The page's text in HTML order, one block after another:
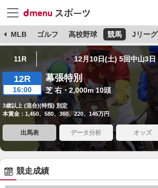
MLB ゴルフ 高校野球 競馬 Jリーグ
11R 12月10日(土) 5回中山3日
12R
16:00
幕張特別
芝 右・2,000m 10頭
3歳以上 (混合)(特指) 別定
本賞金：1,450、580、360、220、145万円
出馬表 データ分析 オッズ
競走成績